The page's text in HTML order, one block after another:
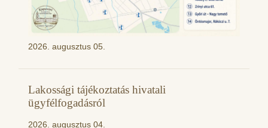
2026. augusztus 05.
Lakossági tájékoztatás hivatali
ügyfélfogadásról
2026. augusztus 04.